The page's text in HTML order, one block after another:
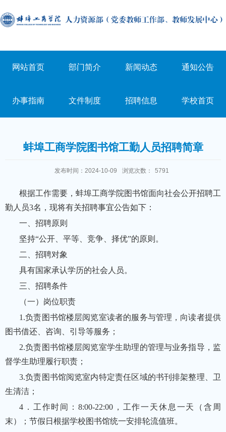
网站首页 部门简介 新闻动态 通知公告
办事指南 文件制度 招聘信息 学校首页
蚌埠工商学院图书馆工勤人员招聘简章
发布时间：2024-10-09 浏览次数： 5791
根据工作需要，蚌埠工商学院图书馆面向社会公开招聘工
勤人员3名，现将有关招聘事宜公告如下：
一、招聘原则
坚持“公开、平等、竞争、择优”的原则。
二、招聘对象
具有国家承认学历的社会人员。
三、招聘条件
（一）岗位职责
1.负责图书馆楼层阅览室读者的服务与管理，向读者提供
图书借还、咨询、引导等服务；
2.负责图书馆楼层阅览室学生助理的管理与业务指导，监
督学生助理履行职责；
3.负责图书馆阅览室内特定责任区域的书刊排架整理、卫
生清洁；
4．工作时间：8:00-22:00，工作一天休息一天（含周
末）；节假日根据学校图书馆统一安排轮流值班。